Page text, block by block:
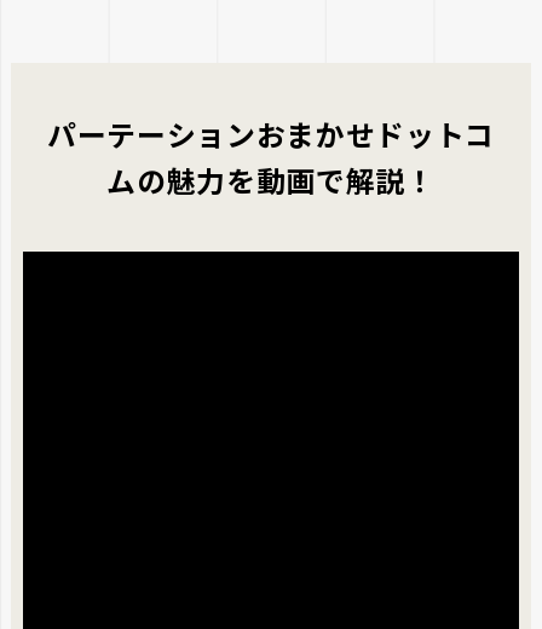
パーテーションおまかせドットコ
ムの魅力を動画で解説！